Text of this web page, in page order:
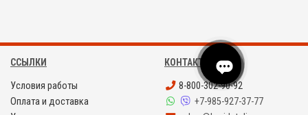
ССЫЛКИ
Условия работы
Оплата и доставка
КОНТАКТЫ
8-800-302-90-92
+7-985-927-37-77